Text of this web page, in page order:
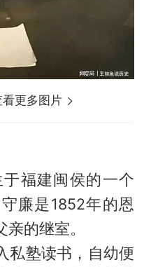
更多图片
福建闽侯的一个
廉是1852年的恩
的继室。
私塾读书，自幼便